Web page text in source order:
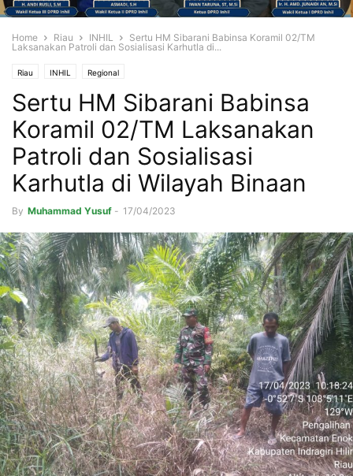
Home Riau INHIL
Sertu HM Sibarani Babinsa Koramil 02/TM
Laksanakan Patroli dan Sosialisasi Karhutla di...
Riau INHIL Regional
Sertu HM Sibarani Babinsa
Koramil 02/TM Laksanakan
Patroli dan Sosialisasi
Karhutla di Wilayah Binaan
By Muhammad Yusuf - 17/04/2023